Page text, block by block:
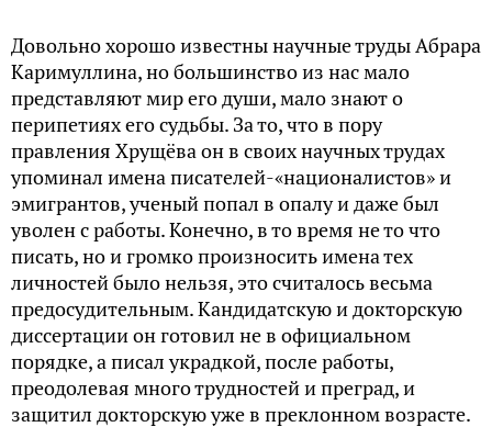
Довольно хорошо известны научные труды Абрара
Каримуллина, но большинство из нас мало
представляют мир его души, мало знают о
перипетиях его судьбы. За то, что в пору
правления Хрущёва он в своих научных трудах
упоминал имена писателей-«националистов» и
эмигрантов, ученый попал в опалу и даже был
уволен с работы. Конечно, в то время не то что
писать, но и громко произносить имена тех
личностей было нельзя, это считалось весьма
предосудительным. Кандидатскую и докторскую
диссертации он готовил не в официальном
порядке, а писал украдкой, после работы,
преодолевая много трудностей и преград, и
защитил докторскую уже в преклонном возрасте.